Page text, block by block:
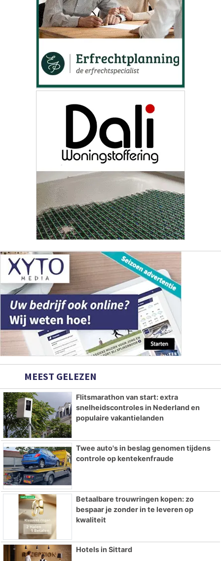
MEEST GELEZEN
Flitsmarathon van start: extra
snelheidscontroles in Nederland en
populaire vakantielanden
Twee auto's in beslag genomen tijdens
controle op kentekenfraude
Betaalbare trouwringen kopen: zo
bespaar je zonder in te leveren op
kwaliteit
Hotels in Sittard